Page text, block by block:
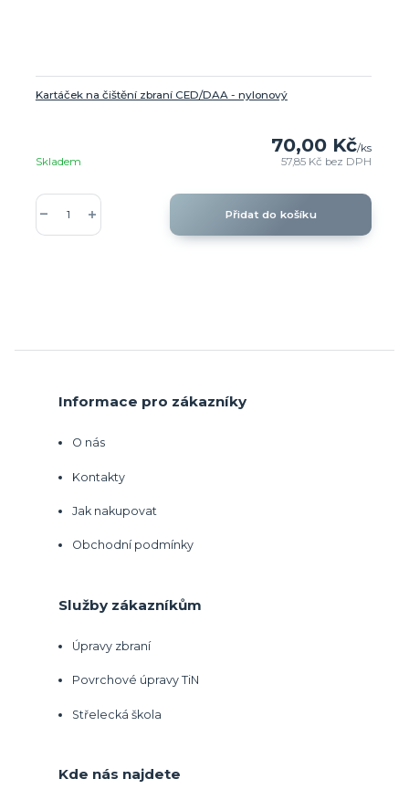
Kartáček na čištění zbraní CED/DAA - nylonový
70,00 Kč/ks
57,85 Kč bez DPH
Skladem
Přidat do košíku
Informace pro zákazníky
O nás
Kontakty
Jak nakupovat
Obchodní podmínky
Služby zákazníkům
Úpravy zbraní
Povrchové úpravy TiN
Střelecká škola
Kde nás najdete